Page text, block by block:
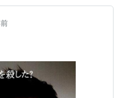
背中にドラゴンのタト
トとともに捜査を進め
隠さ…